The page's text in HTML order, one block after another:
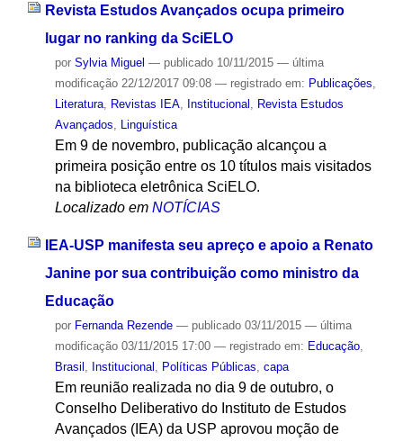
Revista Estudos Avançados ocupa primeiro
lugar no ranking da SciELO
por Sylvia Miguel — publicado10/11/2015 — última
modificação22/12/2017 09:08 — registrado em: Publicações
Literatura, Revistas IEA, Institucional
Revista Estudos
Avançados
Linguística
Em 9 de novembro, publicação alcançou a
primeira posição entre os 10 títulos mais visitados
na biblioteca eletrônica SciELO.
Localizado em NOTÍCIAS
IEA-USP manifesta seu apreço e apoio a Renato
Janine por sua contribuição como ministro da
Educação
por Fernanda Rezende — publicado03/11/2015 — última
modificação03/11/2015 17:00 — registrado em: Educação,
Brasil , Institucional , Políticas Públicas, capa
Em reunião realizada no dia 9 de outubro, o
Conselho Deliberativo do Instituto de Estudos
Avançados (IEA) da USP aprovou moção de